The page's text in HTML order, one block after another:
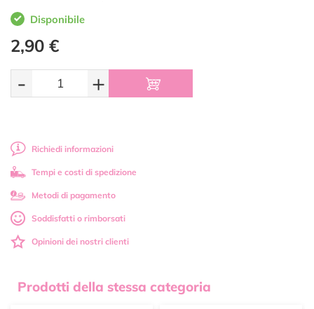
Disponibile
2,90 €
- +
Richiedi informazioni
Tempi e costi di spedizione
Metodi di pagamento
Soddisfatti o rimborsati
Opinioni dei nostri clienti
Prodotti della stessa categoria